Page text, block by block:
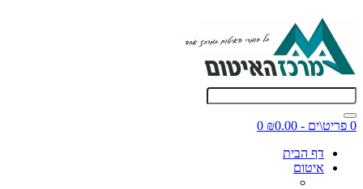
0 פריט\ים - ₪0.00
0
דף הבית
איטום